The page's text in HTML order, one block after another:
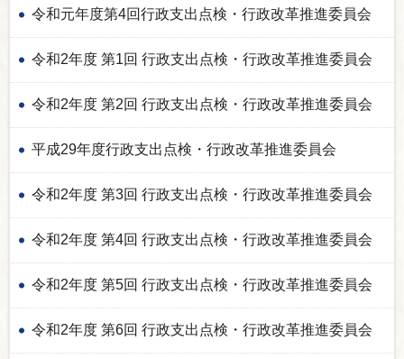
令和元年度第4回行政支出点検・行政改革推進委員会
令和2年度 第1回 行政支出点検・行政改革推進委員会
令和2年度 第2回 行政支出点検・行政改革推進委員会
平成29年度行政支出点検・行政改革推進委員会
令和2年度 第3回 行政支出点検・行政改革推進委員会
令和2年度 第4回 行政支出点検・行政改革推進委員会
令和2年度 第5回 行政支出点検・行政改革推進委員会
令和2年度 第6回 行政支出点検・行政改革推進委員会